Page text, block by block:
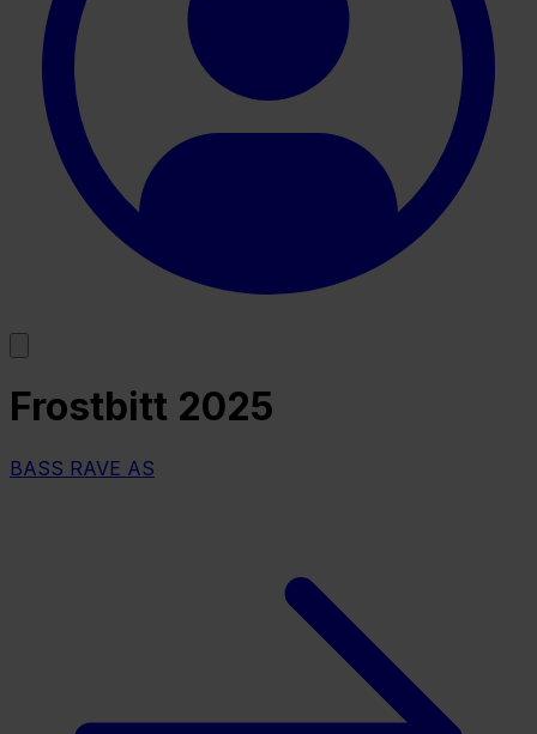
Frostbitt 2025
BASS RAVE AS